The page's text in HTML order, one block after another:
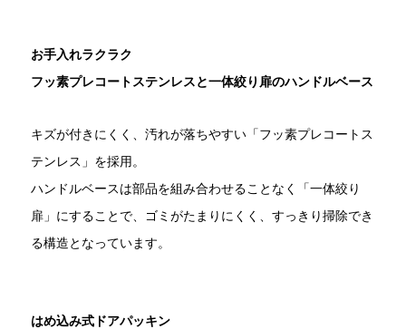
お手入れラクラク
フッ素プレコートステンレスと一体絞り扉のハンドルベース
キズが付きにくく、汚れが落ちやすい「フッ素プレコートス
テンレス」を採用。
ハンドルベースは部品を組み合わせることなく「一体絞り
扉」にすることで、ゴミがたまりにくく、すっきり掃除でき
る構造となっています。
はめ込み式ドアパッキン